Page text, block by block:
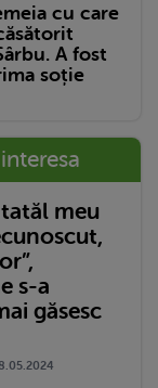
cu care
A fost
soție
meu
s-a
găsesc